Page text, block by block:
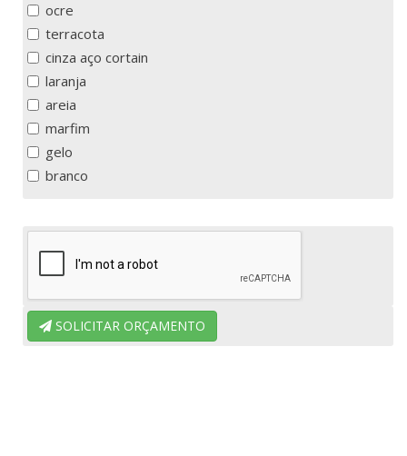
ocre
terracota
cinza aço cortain
laranja
areia
marfim
gelo
branco
SOLICITAR ORÇAMENTO